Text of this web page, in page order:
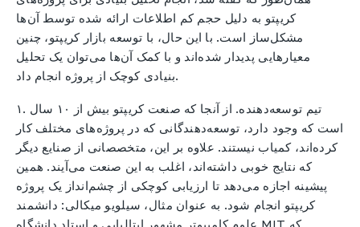
کریپتو به دلیل حجم کم اطلاعات ارائه شده توسط آن‌ها
مشکل‌ساز است. با این حال، با توسعه بازار کریپتو، چنین
معیارهایی پدیدار شده‌اند و با کمک آن‌ها می‌توان یک تحلیل
بنیادی کوچک از پروژه انجام داد.
۱. تیم توسعه‌دهنده. از آنجا که صنعت کریپتو بیش از ۱۰ سال
است که وجود دارد، توسعه‌دهندگانی که در پروژه‌های مختلف کار
کرده‌اند، کمیاب نیستند. علاوه بر این، متخصصانی از صنایع دیگر
که نتایج خوبی داشته‌اند، اغلب به این صنعت می‌آیند. همین
پیشینه اجازه می‌دهد تا ارزیابی کوچکی از چشم‌انداز یک پروژه
کریپتو انجام شود. به عنوان مثال، سیلویو میکالی: دانشمند
علوم کامپیوتر مشهور ایتالیایی و استاد دانشگاه MIT که